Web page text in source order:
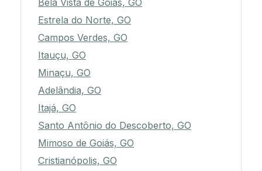
Bela Vista de Goiás, GO
Estrela do Norte, GO
Campos Verdes, GO
Itauçu, GO
Minaçu, GO
Adelândia, GO
Itajá, GO
Santo Antônio do Descoberto, GO
Mimoso de Goiás, GO
Cristianópolis, GO